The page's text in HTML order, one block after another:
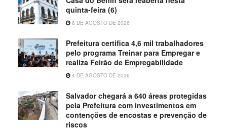
quinta-feira (6)
6 DE AGOSTO DE 2026
Prefeitura certifica 4,6 mil trabalhadores
pelo programa Treinar para Empregar e
realiza Feirão de Empregabilidade
4 DE AGOSTO DE 2026
Salvador chegará a 640 áreas protegidas
pela Prefeitura com investimentos em
contenções de encostas e prevenção de
riscos